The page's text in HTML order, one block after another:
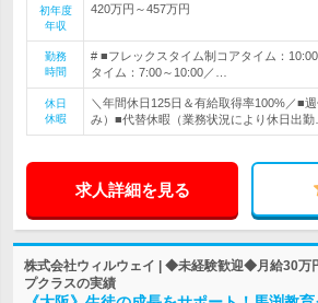
初年度
年収
420万円～457万円
勤務
時間
# ■フレックスタイム制コアタイム：
タイム：7:00～10:00／…
休日
休暇
＼年間休日125日＆有給取得率100%／■
み）■代替休暇（業務状況により休日出勤
求人詳細を見る
株式会社ウィルウェイ | ◆未経験歓迎◆月給30万
プクラスの実績